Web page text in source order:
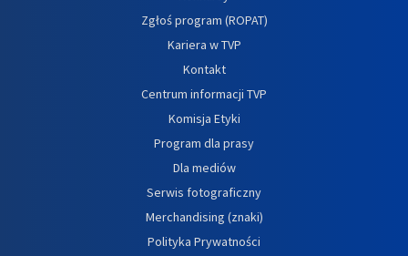
Zgłoś program (ROPAT)
Kariera w TVP
Kontakt
Centrum informacji TVP
Komisja Etyki
Program dla prasy
Dla mediów
Serwis fotograficzny
Merchandising (znaki)
Polityka Prywatności